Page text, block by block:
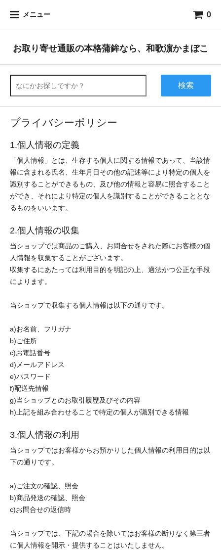
メニュー 0
お取り寄せ通販の本格蒲鉾なら、和歌濵かまぼこ
検索
プライバシーポリシー
1.個人情報の定義
「個人情報」とは、生存する個人に関する情報であって、当該情
報に含まれる氏名、生年月日その他の記述等により特定の個人を
識別することができるもの、及び他の情報と容易に照合すること
ができ、それにより特定の個人を識別することができることとな
るものをいいます。
2.個人情報の収集
当ショップでは商品のご購入、お問合せをされた際にお客様の個
人情報を収集することがございます。
収集するにあたっては利用目的を明記の上、適法かつ公正な手段
によります。
当ショップで収集する個人情報は以下の通りです。
a)お名前、フリガナ
b)ご住所
c)お電話番号
d)メールアドレス
e)パスワード
f)配送先情報
g)当ショップとのお取引履歴及びその内容
h)上記を組み合わせることで特定の個人が識別できる情報
3.個人情報の利用
当ショップではお客様からお預かりした個人情報の利用目的は以
下の通りです。
a)ご注文の確認、照会
b)商品発送の確認、照会
c)お問合せの返信時
当ショップでは、下記の場合を除いてはお客様の断りなく第三者
に個人情報を開示・提供することはいたしません。